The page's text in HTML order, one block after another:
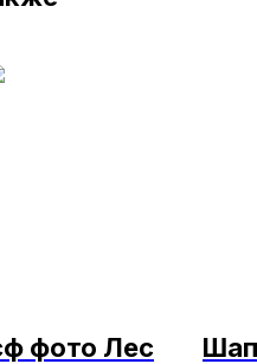
фото Лес